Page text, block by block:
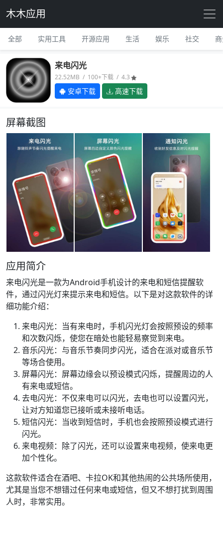
木木应用
全部 实用工具 开源应用 生活 娱乐 社交
来电闪光
22.52MB / 100+下载 / 4.3
安卓下载 高速下载
屏幕截图
应用简介
来电闪光是一款为Android手机设计的来电和短信提醒软
件，通过闪光灯来提示来电和短信。以下是对这款软件的详
细功能介绍：
来电闪光：当有来电时，手机闪光灯会按照预设的频率
和次数闪烁，使您在暗处也能轻易察觉到来电。
音乐闪光：与音乐节奏同步闪光，适合在派对或音乐节
等场合使用。
屏幕闪光：屏幕边缘会以预设模式闪烁，提醒周边的人
有来电或短信。
去电闪光：不仅来电可以闪光，去电也可以设置闪光，
让对方知道您已接听或未接听电话。
短信闪光：当收到短信时，手机也会按照预设模式进行
闪光。
来电视频：除了闪光，还可以设置来电视频，使来电更
加个性化。
这款软件适合在酒吧、卡拉OK和其他热闹的公共场所使用，
尤其是当您不想错过任何来电或短信，但又不想打扰到周围
人时，非常实用。